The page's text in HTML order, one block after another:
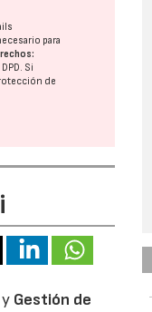
para
. Si
de
Gestión de